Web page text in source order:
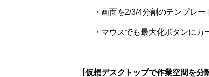
・画面を2/3/4分割のテンプレー
・マウスでも最大化ボタンにカ
【仮想デスクトップで作業空間を分